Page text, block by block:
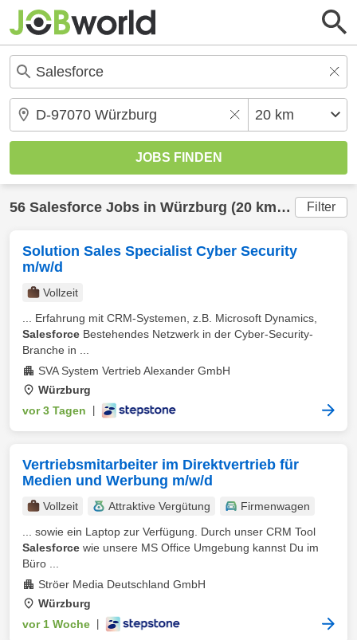
56 Salesforce Jobs in Würzburg (20 km) gefunden Filter
Solution Sales Specialist Cyber Security
m/w/d
Vollzeit
... Erfahrung mit CRM-Systemen, z.B. Microsoft Dynamics,
Salesforce Bestehendes Netzwerk in der Cyber-Security-
Branche in ...
SVA System Vertrieb Alexander GmbH
Würzburg
vor 3 Tagen
Vertriebsmitarbeiter im Direktvertrieb für
Medien und Werbung m/w/d
Vollzeit Attraktive Vergütung
Firmenwagen
... sowie ein Laptop zur Verfügung. Durch unser CRM Tool
Salesforce wie unsere MS Office Umgebung kannst Du im
Büro ...
Ströer Media Deutschland GmbH
Würzburg
vor 1 Woche